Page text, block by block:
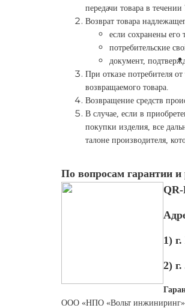
передачи товара в
Возврат товара
если сохранены его
потребительские
документ,
При отказе потребителя
возвращаемого товара.
Возвращение средств
В случае, если в
покупки изделия, все
талоне производителя,
По вопросам гарантии
А
1)
2)
ООО «НПО «Вольт инжиниринг»